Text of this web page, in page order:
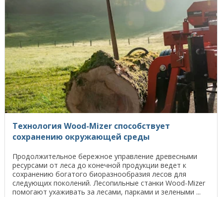
Технология Wood-Mizer способствует
сохранению окружающей среды
Продолжительное бережное управление древесными
ресурсами от леса до конечной продукции ведет к
сохранению богатого биоразнообразия лесов для
следующих поколений. Лесопильные станки Wood-Mizer
помогают ухаживать за лесами, парками и зелеными ...